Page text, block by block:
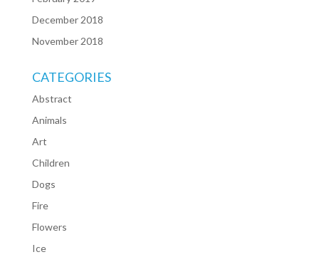
December 2018
November 2018
CATEGORIES
Abstract
Animals
Art
Children
Dogs
Fire
Flowers
Ice